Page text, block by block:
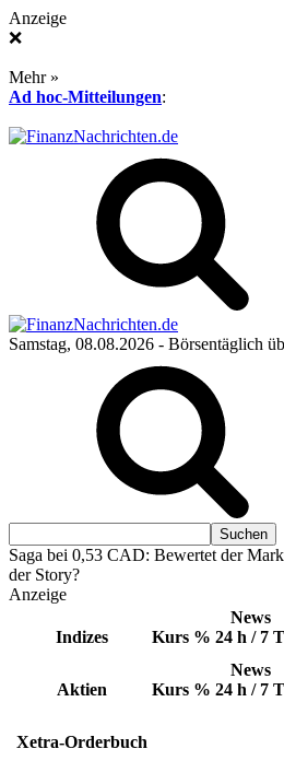
Anzeige
❌
Mehr »
Ad hoc-Mitteilungen:
Samstag, 08.08.2026 - Börsentäglich
Saga bei 0,53 CAD: Bewertet der
der Story?
Anzeige
Indizes Kurs %
News
24 h / 7 T
Aktien Kurs %
News
24 h / 7 T
Xetra-Orderbuch